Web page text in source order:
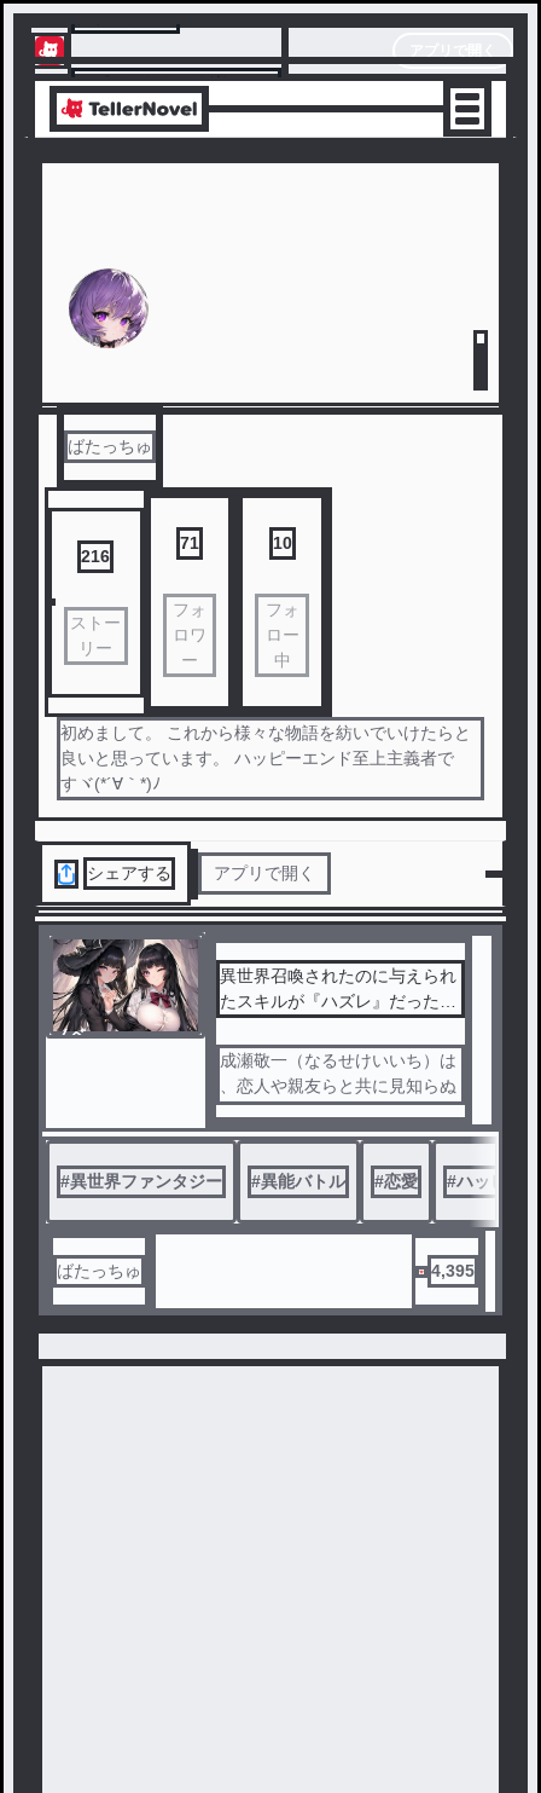
テラーノベル
アプリでサクサク楽しめる
ばたっちゅ
216
ストー
リー
71
フォ
ロワ
ー
10
フォ
ロー
中
初めまして。 これから様々な物語を紡いでいけたらと
良いと思っています。 ハッピーエンド至上主義者で
すヾ(*´∀｀*)ﾉ
シェアする アプリで開く
ノベ
異世界召喚されたのに与えられ
たスキルが『ハズレ』だったの
世界に戻る
成瀬敬一（なるせけいいち）は
、恋人や親友らと共に見知らぬ
世界で目覚めた。
そこは自分たちの知らない別世
界であった。
在する大迷宮を攻略させるため
当然反発する俺達だったが、死
んでも記憶を失って帰るだけ。
だが十分な成果を上げて帰れば
特別な力を持ち帰れる。
#異世界ファンタジー #異能バトル #恋愛 #ハッピー
ばたっちゅ 4,395